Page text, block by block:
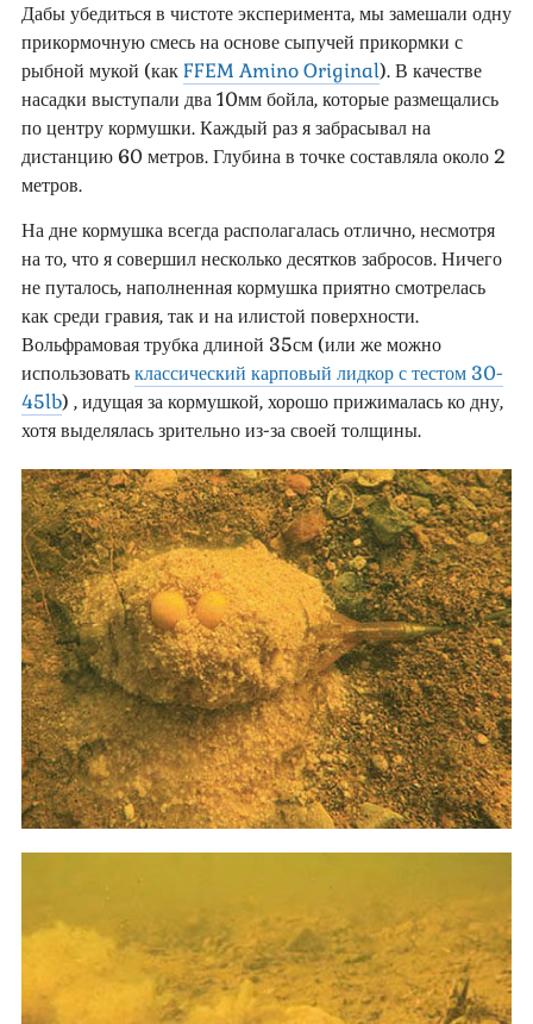
Дабы убедиться в чистоте эксперимента, мы замешали одну
прикормочную смесь на основе сыпучей прикормки с
рыбной мукой (какFFEM Amino Original). В качестве
насадки выступали два 10мм бойла, которые размещались
по центру кормушки. Каждый раз я забрасывал на
дистанцию 60 метров. Глубина в точке составляла около 2
метров.
На дне кормушка всегда располагалась отлично, несмотря
на то, что я совершил несколько десятков забросов. Ничего
не путалось, наполненная кормушка приятно смотрелась
как среди гравия, так и на илистой поверхности.
Вольфрамовая трубка длиной 35см (или же можно
использоватьклассический карповый лидкор с тестом 30-
45lb) , идущая за кормушкой, хорошо прижималась ко дну,
хотя выделялась зрительно из-за своей толщины.